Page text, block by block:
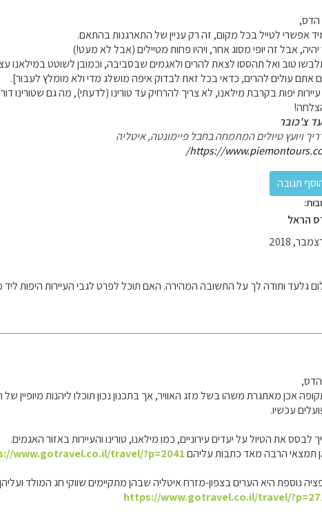
הדס,
אפשרי לטייל בכל מקום, זה רק עניין של התארגנות בהתאם.
אבל זה יופי מסוג אחר, ויהיו פחות מטיילים (אבל לא מעט!)
טוב ואל תהססו לצאת להרים ולאגמים שבסביבה, וכמובן לשוטט במילאנו
אתם עולים להרים, כדאי בכל זאת לבדוק איפה מושלג מדי ולא מומלץ לעבור].
יפות בקרבת מילאנו, לא צריך להרחיק עד טורינו (לדעתי), מה גם שטורינו
צ'כובר
ויועץ טיולים המתמחה בחבל פיימונטה, איטליה
https://
הראל
גלעד ותודה לך על התשובה המהירה. האם תוכל לפרט לגבי העיירות היפות ליד מילאנו. יש לנו 5 ימי טיול מלאים
הדס,
אכן מאתגרת משהו בשל מזג האוויר, אך בתכנון נכון תוכלו ליהנות מיופיין
עכשיו.
לבסס את הטיול על יעדים עירוניים, כמו מילאנו, טורינו והעיירות באזור האגמים.
תמצאי הרבה מאד כתבות עליהםwww.gotravel.co.il/travel/?p=2041
נוספת היא הערים בצפון-מזרח איטליה שבהן מתקיימים שווקי חג המולד
https://www.gotravel.co.il/travel/